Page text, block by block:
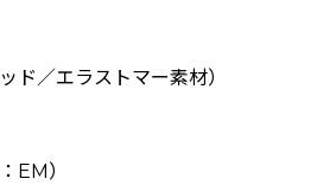
ド／エラストマー素材）
EM）